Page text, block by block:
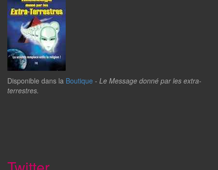
Disponible dans la Boutique - Le Message donné par les extra-
terrestres.